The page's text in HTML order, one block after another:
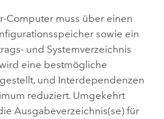
-Computer muss über einen
sowie ein
und Systemverzeichnis
eine bestmögliche
und Interdependenzen
reduziert. Umgekehrt
Ausgabeverzeichnis(se) für